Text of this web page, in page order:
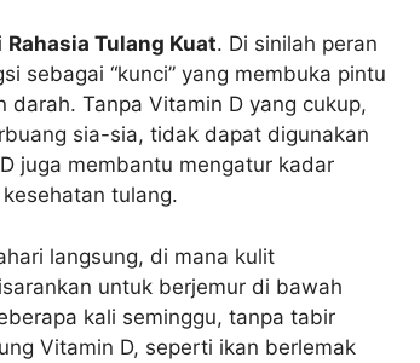
Rahasia Tulang Kuat. Di sinilah peran
sebagai “kunci” yang membuka pintu
Tanpa Vitamin D yang cukup,
sia-sia, tidak dapat digunakan
juga membantu mengatur kadar
tulang.
langsung, di mana kulit
untuk berjemur di bawah
kali seminggu, tanpa tabir
Vitamin D, seperti ikan berlemak